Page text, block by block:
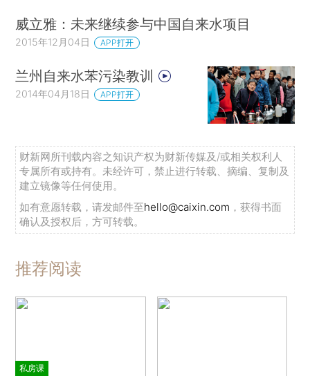
威立雅：未来继续参与中国自来水项目
2015年12月04日 APP打开
兰州自来水苯污染教训
2014年04月18日 APP打开
财新网所刊载内容之知识产权为财新传媒及/或相关权利人
专属所有或持有。未经许可，禁止进行转载、摘编、复制及
建立镜像等任何使用。
如有意愿转载，请发邮件至hello@caixin.com ，获得书面
确认及授权后，方可转载。
推荐阅读
私房课